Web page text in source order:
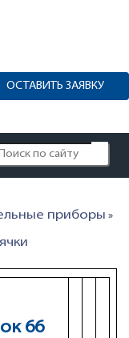
ОСТАВИТЬ ЗАЯВКУ
приборы »
66